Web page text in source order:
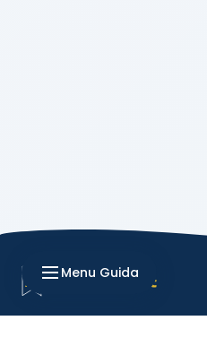
Menu Guida
© 2026 Fattura Smart • by